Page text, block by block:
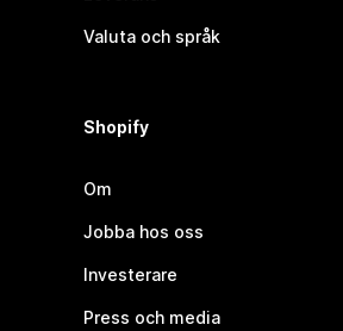
Valuta och språk
Shopify
Om
Jobba hos oss
Investerare
Press och media